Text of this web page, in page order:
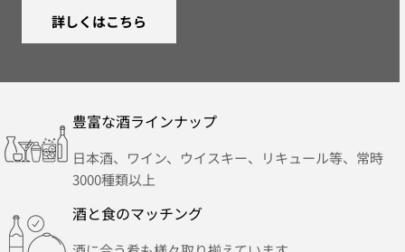
詳しくはこちら
豊富な酒ラインナップ
日本酒、ワイン、ウイスキー、リキュール等、常時
3000種類以上
酒と食のマッチング